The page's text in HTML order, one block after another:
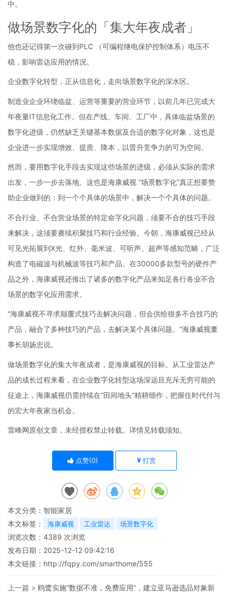
中。
做场景数字化的「集大年夜成者」
他也还记得第一次碰到PLC （可编程继电保护控制体系）电压不
稳，影响雷达应用的情况。
企业数字化转型，正从信息化，走向场景数字化的深水区。
制造业企业环绕临盆、运营等重要的营业环节，以前几年已完成大
年夜量IT信息化工作。但在产线、车间、工厂中，具体临盆场景的
数字化进级，仍然缺乏关键基本数据及合适的数字化对象，这也是
企业进一步实现增效、提质、降本，以晋升竞争力的可为空间。
然而，要用数字化手段去实现这些场景的进级，必须从实际的需求
出发，一步一步去落地。这也是海康威视 “场景数字化”真正想要赞
助企业做到的：到一个个具体的场景中，解决一个个具体的问题。
不合行业、不合营业场景的特定命字化问题，须要不合的技巧手段
来解决，这须要赓续积聚技巧和行业经验。今朝，海康威视已经从
可见光拓展到X光、红外、毫米波、可听声、超声等感知范畴，广泛
构造了电磁波与机械波等技巧和产品。在30000多款型号的硬件产
品之外，海康威视还推出了诸多的数字化产品来知足各行各业不合
场景的数字化应用需求。
“海康威视不寻求颠覆式技巧去解决问题，但会供给很多不合技巧的
产品，融合了多种技巧的产品，去解决某个具体问题。”海康威视董
事长胡扬忠说。
做场景数字化的集大年夜成者，是海康威视的目标。从工业雷达产
品的成长过程来看，在企业数字化转型这场深远且充斥无穷可能的
征途上，海康威视仍需持续在“田间地头”精耕细作，把握住时代付与
的宏大年夜家当机会。
雷峰网原创文章，未经授权禁止转载。详情见转载须知。
点赞(0) 打赏
本文分类： 智能家居
本文标签：
海康威视 工业雷达 场景数字化
浏览次数： 4389 次浏览
发布日期：2025-12-12 09:42:16
本文链接： http://fqpy.com/smarthome/555
上一篇 > 鸥鹭实施“数据不准，免费应用”，建立亚马逊选品对象新